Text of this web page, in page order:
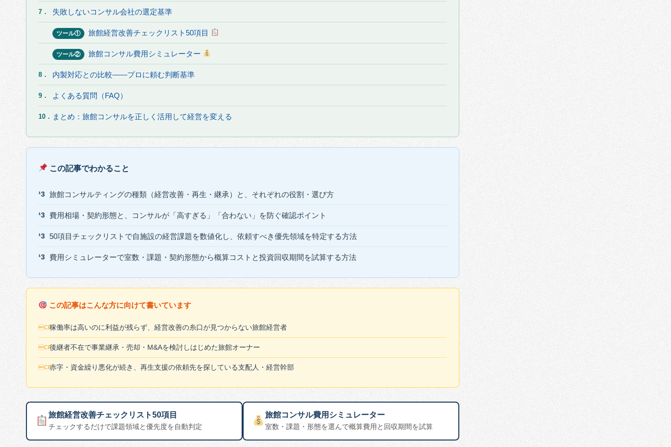
7． 失敗しないコンサル会社の選定基準
ツール① 旅館経営改善チェックリスト50項目
ツール② 旅館コンサル費用シミュレーター
8． 内製対応との比較——プロに頼む判断基準
9． よくある質問（FAQ）
10． まとめ：旅館コンサルを正しく活用して経営を変える
この記事でわかること
旅館コンサルティングの種類（経営改善・再生・継承）と、それぞれの役割・選び方
費用相場・契約形態と、コンサルが「高すぎる」「合わない」を防ぐ確認ポイント
50項目チェックリストで自施設の経営課題を数値化し、依頼すべき優先領域を特定する方法
費用シミュレーターで室数・課題・契約形態から概算コストと投資回収期間を試算する方法
この記事はこんな方に向けて書いています
稼働率は高いのに利益が残らず、経営改善の糸口が見つからない旅館経営者
後継者不在で事業継承・売却・M&Aを検討しはじめた旅館オーナー
赤字・資金繰り悪化が続き、再生支援の依頼先を探している支配人・経営幹部
旅館経営改善チェックリスト50項目
チェックするだけで課題領域と優先度を自動判定
旅館コンサル費用シミュレーター
室数・課題・形態を選んで概算費用と回収期間を試算